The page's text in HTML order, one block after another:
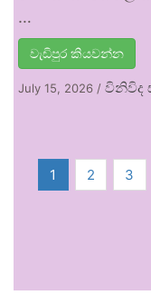
…
වැඩිපුර කියවන්න
July 15, 2026 / විනිවිද
1 2 3